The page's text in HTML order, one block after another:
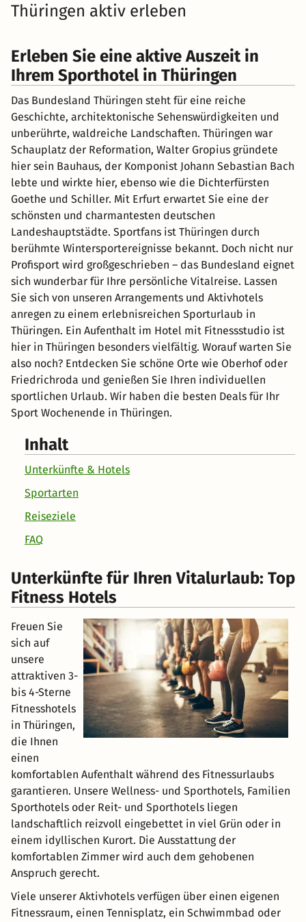
Thüringen aktiv erleben
Erleben Sie eine aktive Auszeit in
Ihrem Sporthotel in Thüringen
Das Bundesland Thüringen steht für eine reiche
Geschichte, architektonische Sehenswürdigkeiten und
unberührte, waldreiche Landschaften. Thüringen war
Schauplatz der Reformation, Walter Gropius gründete
hier sein Bauhaus, der Komponist Johann Sebastian Bach
lebte und wirkte hier, ebenso wie die Dichterfürsten
Goethe und Schiller. Mit Erfurt erwartet Sie eine der
schönsten und charmantesten deutschen
Landeshauptstädte. Sportfans ist Thüringen durch
berühmte Wintersportereignisse bekannt. Doch nicht nur
Profisport wird großgeschrieben – das Bundesland eignet
sich wunderbar für Ihre persönliche Vitalreise. Lassen
Sie sich von unseren Arrangements und Aktivhotels
anregen zu einem erlebnisreichen Sporturlaub in
Thüringen. Ein Aufenthalt im Hotel mit Fitnessstudio ist
hier in Thüringen besonders vielfältig. Worauf warten Sie
also noch? Entdecken Sie schöne Orte wie Oberhof oder
Friedrichroda und genießen Sie Ihren individuellen
sportlichen Urlaub. Wir haben die besten Deals für Ihr
Sport Wochenende in Thüringen.
Inhalt
Unterkünfte & Hotels
Sportarten
Reiseziele
FAQ
Unterkünfte für Ihren Vitalurlaub: Top
Fitness Hotels
Freuen Sie
sich auf
unsere
attraktiven 3-
bis 4-Sterne
Fitnesshotels
in Thüringen,
die Ihnen
einen
komfortablen Aufenthalt während des Fitnessurlaubs
garantieren. Unsere Wellness- und Sporthotels, Familien
Sporthotels oder Reit- und Sporthotels liegen
landschaftlich reizvoll eingebettet in viel Grün oder in
einem idyllischen Kurort. Die Ausstattung der
komfortablen Zimmer wird auch dem gehobenen
Anspruch gerecht.
Viele unserer Aktivhotels verfügen über einen eigenen
Fitnessraum, einen Tennisplatz, ein Schwimmbad oder